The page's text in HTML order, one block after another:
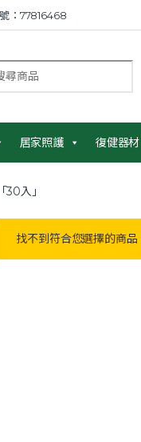
：77816468
尋商品：
居家照護 復健器材
入」
找不到符合您選擇的商品